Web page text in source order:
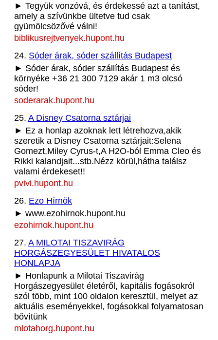
► Tegyük vonzóvá, és érdekessé azt a tanítást,
amely a szívünkbe ültetve tud csak
gyümölcsözővé válni!
biblikusrejtvenyek.hupont.hu
24. Sóder árak, sóder szállítás Budapest
► Sóder árak, sóder szállítás Budapest és
környéke +36 21 300 7129 akár 1 m3 olcsó
sóder!
soderarak.hupont.hu
25. A Disney Csatorna sztárjai
► Ez a honlap azoknak lett létrehozva,akik
szeretik a Disney Csatorna sztárjait:Selena
Gomezt,Miley Cyrus-t,A H2O-ból Emma Cleo és
Rikki kalandjait...stb.Nézz körül,hátha találsz
valami érdekeset!!
pvivi.hupont.hu
26. Ezo Hírnök
► www.ezohirnok.hupont.hu
ezohirnok.hupont.hu
27. A MILOTAI TISZAVIRÁG
HORGÁSZEGYESÜLET HIVATALOS
HONLAPJA
► Honlapunk a Milotai Tiszavirág
Horgászegyesület életéről, kapitális fogásokról
szól több, mint 100 oldalon keresztül, melyet az
aktuális eseményekkel, fogásokkal folyamatosan
bővítünk
mlotahorg.hupont.hu